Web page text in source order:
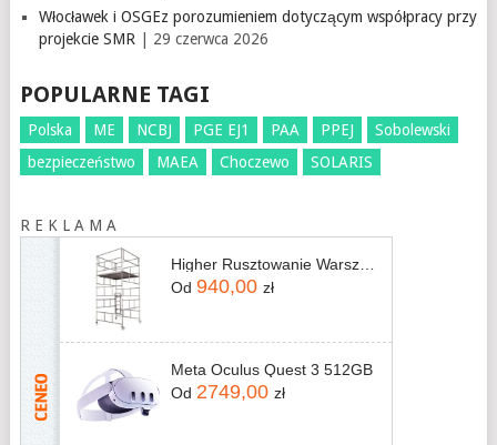
Włocławek i OSGEz porozumieniem dotyczącym współpracy przy
projekcie SMR| 29 czerwca 2026
POPULARNE TAGI
Polska ME NCBJ PGE EJ1 PAA PPEJ
Sobolewski
bezpieczeństwo
MAEA Choczewo SOLARIS
R E K L A M A
Higher Rusztowanie Warszawskie Zestaw 16 Ramek - Malowane
Od 940,00 zł
Meta Oculus Quest 3 512GB
Od 2749,00 zł